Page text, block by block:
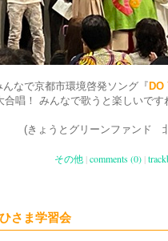
んなで京都市環境啓発ソング『 DO
合唱！ みんなで歌うと楽しいです
ンファンド 北
その他 |comments (0) |
さま学習会